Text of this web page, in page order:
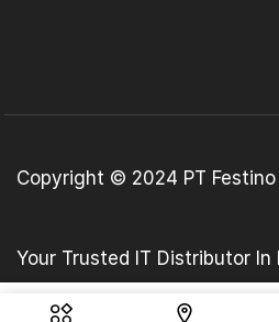
Copyright © 2024 PT Festino
Your Trusted IT Distributor In